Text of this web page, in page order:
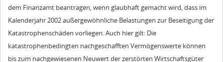
dem Finanzamt beantragen, wenn glaubhaft gemacht wird, dass im
Kalenderjahr 2002 außergewöhnliche Belastungen zur Beseitigung der
Katastrophenschäden vorliegen. Auch hier gilt: Die
katastrophenbedingten nachgeschafften Vermögenswerte können
bis zum nachgewiesenen Neuwert der zerstörten Wirtschaftsgüter